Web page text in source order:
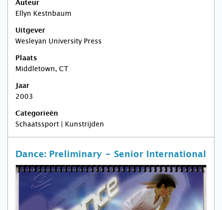
Auteur
Ellyn Kestnbaum
Uitgever
Wesleyan University Press
Plaats
Middletown, CT
Jaar
2003
Categorieën
Schaatssport | Kunstrijden
Dance: Preliminary - Senior International